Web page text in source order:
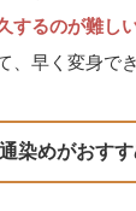
するのが難し
、早く変身で
染めがおす